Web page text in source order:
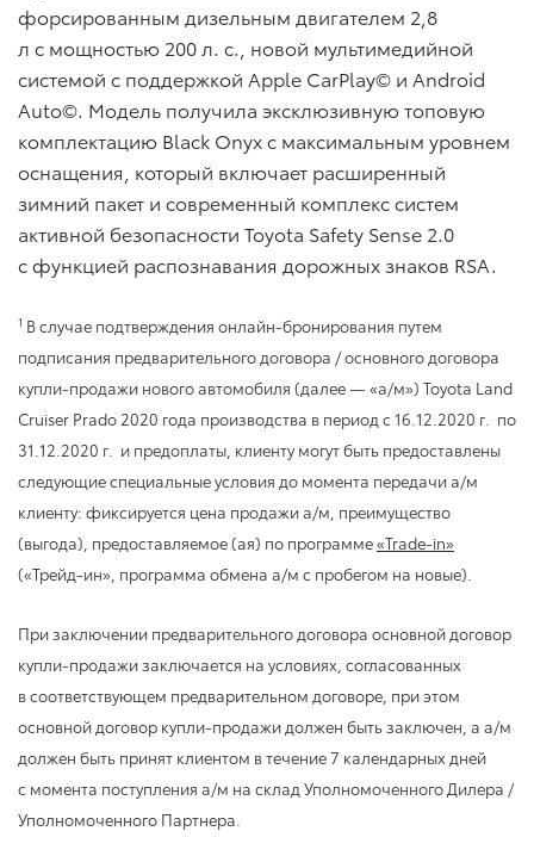
форсированным дизельным двигателем 2,8
л с мощностью 200 л. с., новой мультимедийной
системой с поддержкой Apple CarPlay© и Android
Auto©. Модель получила эксклюзивную топовую
комплектацию Black Onyx с максимальным уровнем
оснащения, который включает расширенный
зимний пакет и современный комплекс систем
активной безопасности Toyota Safety Sense 2.0
с функцией распознавания дорожных знаков RSA.
1 В случае подтверждения онлайн-бронирования путем
подписания предварительного договора / основного договора
купли-продажи нового автомобиля (далее — «а/м») Toyota Land
Cruiser Prado 2020 года производства в период с 16.12.2020 г.
по
31.12.2020 г.
и предоплаты, клиенту могут быть предоставлены
следующие специальные условия до момента передачи а/м
клиенту: фиксируется цена продажи а/м, преимущество
(выгода), предоставляемое (ая) по программе«Trade-in»
(«Трейд-ин», программа обмена а/м с пробегом на новые).
При заключении предварительного договора основной договор
купли-продажи заключается на условиях, согласованных
в соответствующем предварительном договоре, при этом
основной договор купли-продажи должен быть заключен, а а/м
должен быть принят клиентом в течение 7 календарных дней
с момента поступления а/м на склад Уполномоченного Дилера /
Уполномоченного Партнера.